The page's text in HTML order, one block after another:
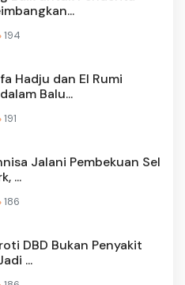
194
Hadju dan El Rumi
Balu...
191
Jalani Pembekuan Sel
...
186
DBD Bukan Penyakit
...